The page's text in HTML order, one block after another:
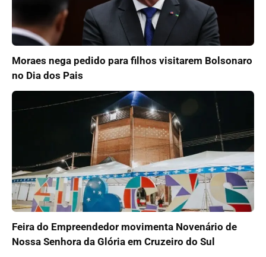
Moraes nega pedido para filhos visitarem Bolsonaro
no Dia dos Pais
Feira do Empreendedor movimenta Novenário de
Nossa Senhora da Glória em Cruzeiro do Sul